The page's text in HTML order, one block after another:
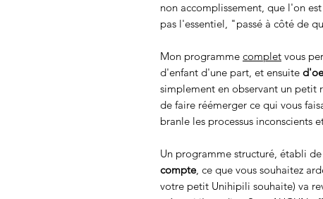
non accomplissement, que l'on
pas l'essentiel, "passé à côté de
Mon programme complet vous
d'enfant d'une part, et ensuite
simplement en observant un petit
de faire réémerger ce qui vous
branle les processus inconscients
Un programme structuré, établi
compte, ce que vous souhaitez
votre petit Unihipili souhaite) va